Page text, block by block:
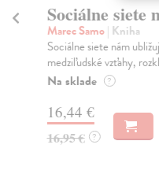
Sociálne siete
Marec Samo| Kniha
Sociálne siete nám
medziľudské vzťahy,
Na sklade ?
16,44 €
16,95 € ?